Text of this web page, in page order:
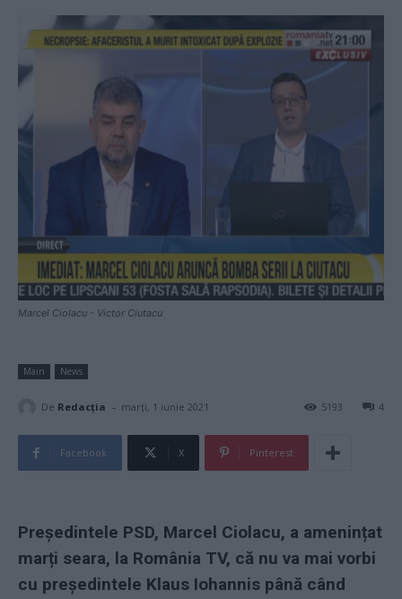
Marcel Ciolacu - Victor Ciutacu
Main News
De Redacţia - marți, 1 iunie 2021 4
5193
Facebook X Pinterest
Președintele PSD, Marcel Ciolacu, a amenințat
marți seara, la România TV, că nu va mai vorbi
cu președintele Klaus Iohannis până când